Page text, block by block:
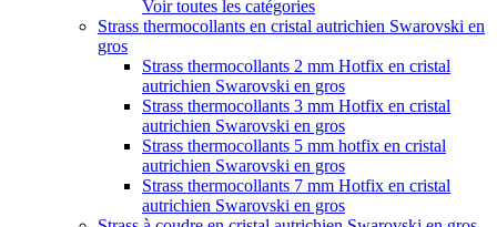
Voir toutes les catégories
Strass thermocollants en cristal autrichien Swarovski en
gros
Strass thermocollants 2 mm Hotfix en cristal
autrichien Swarovski en gros
Strass thermocollants 3 mm Hotfix en cristal
autrichien Swarovski en gros
Strass thermocollants 5 mm hotfix en cristal
autrichien Swarovski en gros
Strass thermocollants 7 mm Hotfix en cristal
autrichien Swarovski en gros